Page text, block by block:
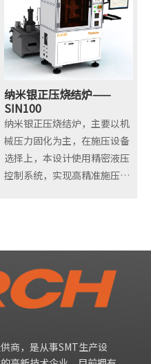
在抽真空时能实现可编程3-5
段抽真空，可以精准控制抽真
空速率，同时能精准实现真空
值的恒定，从而实现更好的焊
接质量。
快速抽真空功能：每个真空泵
配一个辅助真空罐体，可有效
缩短腔体各区抽真空的时间。
抽真空速度更快更易于可控。
工作真空度：20pa。
精密传输和定位功能：高精度
独立控温加热，有效提升模块
底板不平导致的焊接不良。
共计18路测温点实时监控加热
纳米银正压烧结炉——
SIN100
纳米银正压烧结炉，主要以机
械压力固化为主，在施压设备
选择上，本设计使用精密液压
控制系统，实现高精准施压。
量。
整体设备包含：施压系统、真
北京中科同志科技股份有限公
商，是从事SMT生产设